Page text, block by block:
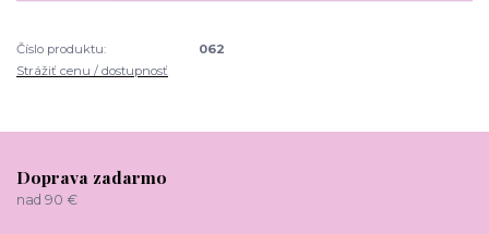
Číslo produktu:
062
Strážiť cenu / dostupnosť
Doprava zadarmo
nad 90 €